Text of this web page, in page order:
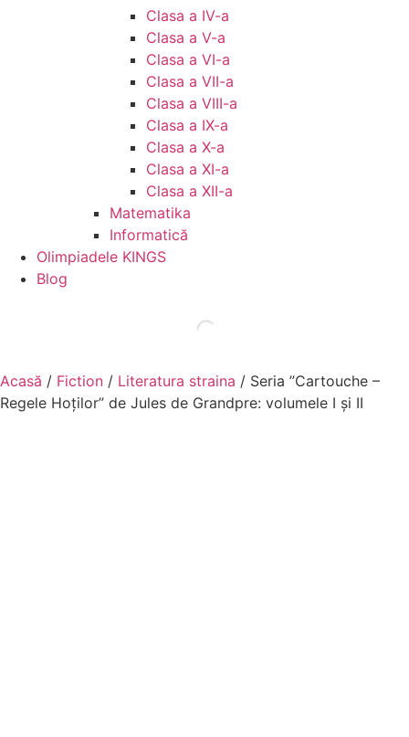
Clasa a IV-a
Clasa a V-a
Clasa a VI-a
Clasa a VII-a
Clasa a VIII-a
Clasa a IX-a
Clasa a X-a
Clasa a XI-a
Clasa a XII-a
Matematika
Informatică
Olimpiadele KINGS
Blog
Acasă / Fiction / Literatura straina / Seria ”Cartouche –
Regele Hoților” de Jules de Grandpre: volumele I și II